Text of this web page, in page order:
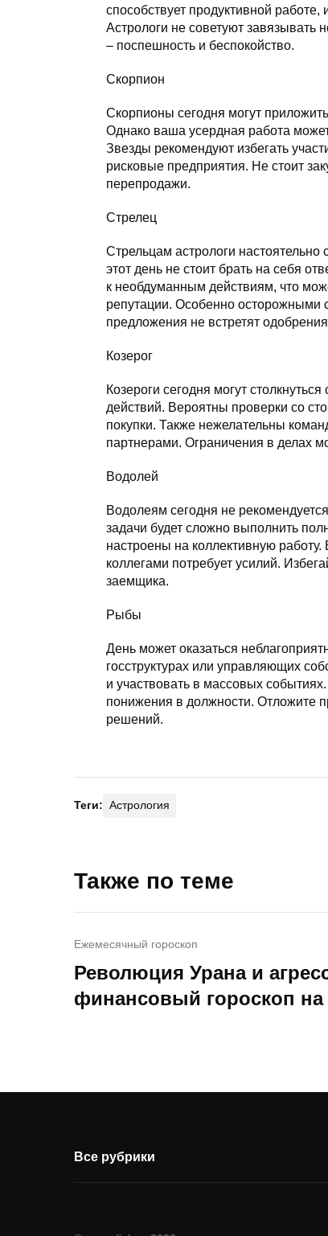
способствует продуктивной
Астрологи не советуют завязывать
– поспешность и беспокойство.
Скорпион
Скорпионы сегодня могут
Однако ваша усердная работа
Звезды рекомендуют избегать
рисковые предприятия. Не стоит
перепродажи.
Стрелец
Стрельцам астрологи
этот день не стоит брать на себя
к необдуманным действиям, что
репутации. Особенно осторожными
предложения не встретят
Козерог
Козероги сегодня могут
действий. Вероятны проверки со
покупки. Также нежелательны
партнерами. Ограничения в делах
Водолей
Водолеям сегодня не
задачи будет сложно выполнить
настроены на коллективную
коллегами потребует усилий.
заемщика.
Рыбы
День может оказаться
госструктурах или управляющих
и участвовать в массовых
понижения в должности. Отложите
решений.
Теги: Астрология
Также по теме
Ежемесячный гороскоп
Революция Урана и
финансовый гороскоп на
Все рубрики